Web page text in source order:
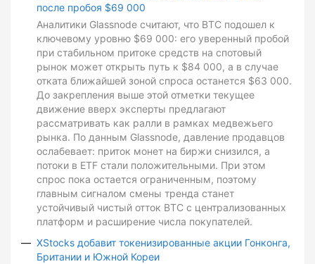
после пробоя $69 000
Аналитики Glassnode считают, что BTC подошел к
ключевому уровню $69 000: его уверенный пробой
при стабильном притоке средств на спотовый
рынок может открыть путь к $84 000, а в случае
отката ближайшей зоной спроса останется $63 000.
До закрепления выше этой отметки текущее
движение вверх эксперты предлагают
рассматривать как ралли в рамках медвежьего
рынка. По данным Glassnode, давление продавцов
ослабевает: приток монет на биржи снизился, а
потоки в ETF стали положительными. При этом
спрос пока остается ограниченным, поэтому
главным сигналом смены тренда станет
устойчивый чистый отток BTC с централизованных
платформ и расширение числа покупателей.
XStocks добавит токенизированные акции Гонконга,
Британии и Южной Кореи